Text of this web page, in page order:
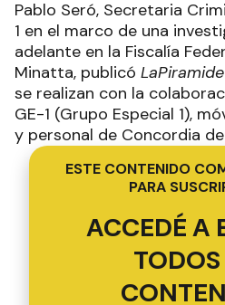
Pablo Seró, Secretaria
1 en el marco de una
adelante en la Fiscalía
Minatta, publicó LaPiramide
se realizan con la
GE-1 (Grupo Especial 1),
y personal de Concordia
ESTE CONTENIDO
PARA
ACCEDÉ A